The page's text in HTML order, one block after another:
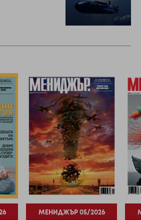
МЕНИДЖЪР 05/2026